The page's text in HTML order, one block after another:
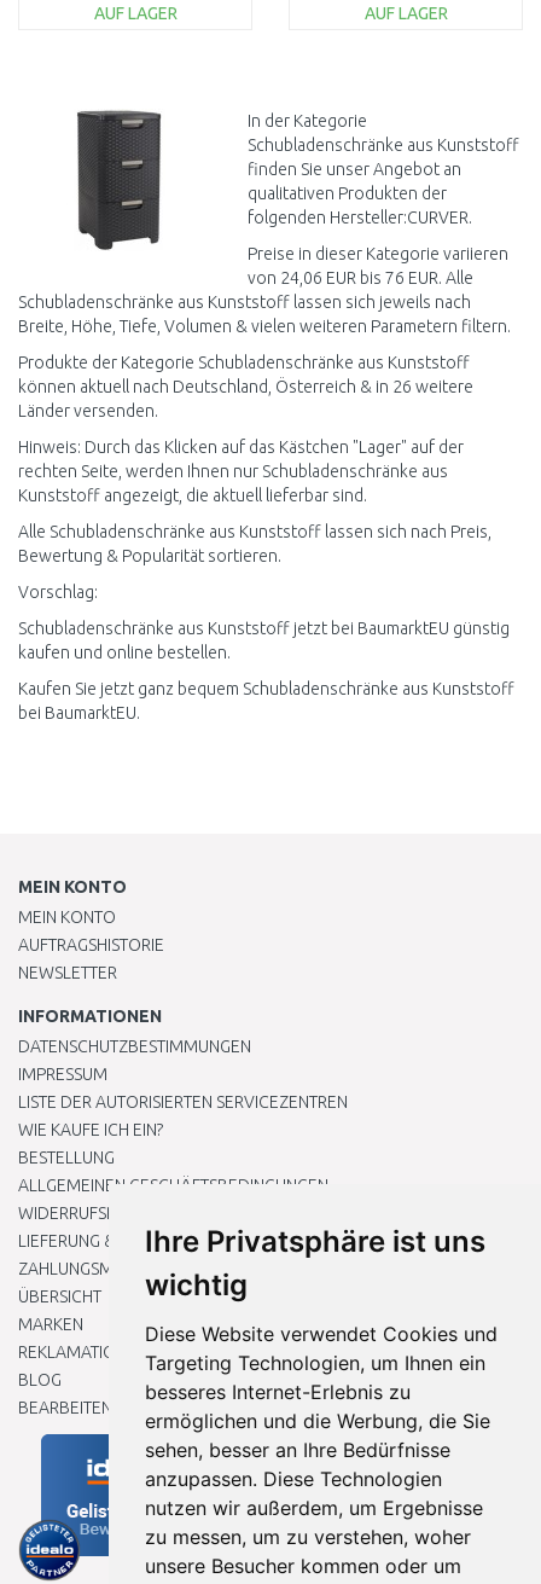
Ihre Privatsphäre ist uns
wichtig
Diese Website verwendet Cookies und
Targeting Technologien, um Ihnen ein
besseres Internet-Erlebnis zu
ermöglichen und die Werbung, die Sie
sehen, besser an Ihre Bedürfnisse
anzupassen. Diese Technologien
nutzen wir außerdem, um Ergebnisse
zu messen, um zu verstehen, woher
unsere Besucher kommen oder um
AUF LAGER
Vergleichen
AUF LAGER
In der Kategorie
Schubladenschränke aus Kunststoff
finden Sie unser Angebot an
qualitativen Produkten der
folgenden Hersteller:CURVER.
Preise in dieser Kategorie variieren
von 24,06 EUR bis 76 EUR. Alle
Schubladenschränke aus Kunststoff lassen sich jeweils nach
Breite, Höhe, Tiefe, Volumen & vielen weiteren Parametern filtern.
Produkte der Kategorie Schubladenschränke aus Kunststoff
können aktuell nach Deutschland, Österreich & in 26 weitere
Länder versenden.
Hinweis: Durch das Klicken auf das Kästchen "Lager" auf der
rechten Seite, werden Ihnen nur Schubladenschränke aus
Kunststoff angezeigt, die aktuell lieferbar sind.
Alle Schubladenschränke aus Kunststoff lassen sich nach Preis,
Bewertung & Popularität sortieren.
Vorschlag:
Schubladenschränke aus Kunststoff jetzt bei BaumarktEU günstig
kaufen und online bestellen.
Kaufen Sie jetzt ganz bequem Schubladenschränke aus Kunststoff
bei BaumarktEU.
MEIN KONTO
MEIN KONTO
AUFTRAGSHISTORIE
NEWSLETTER
INFORMATIONEN
DATENSCHUTZBESTIMMUNGEN
IMPRESSUM
LISTE DER AUTORISIERTEN SERVICEZENTREN
WIE KAUFE ICH EIN?
BESTELLUNG
ALLGEMEINEN GESCHÄFTSBEDINGUNGEN
WIDERRUFSRECHT
LIEFERUNG & ZAHLUNG
ZAHLUNGSMETHODEN
ÜBERSICHT
MARKEN
REKLAMATIONEN UND RETOUREN
BLOG
BEARBEITEN SIE MEINE COOKIE-EINSTELLUNGEN